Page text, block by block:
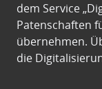
dem Service
Patenschaften
übernehmen.
die